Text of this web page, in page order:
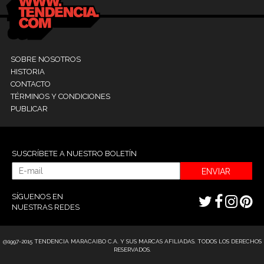
SOBRE NOSOTROS
HISTORIA
CONTACTO
TÉRMINOS Y CONDICIONES
PUBLICAR
SUSCRÍBETE A NUESTRO BOLETÍN
ENVIAR
SÍGUENOS EN
NUESTRAS REDES
@1997-2015 TENDENCIA MARACAIBO C.A. Y SUS MARCAS AFILIADAS. TODOS LOS DERECHOS
RESERVADOS.